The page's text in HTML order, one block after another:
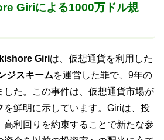
Giriによる1000万ドル規
Giriは、仮想通貨を利用した
ジスキームを運営した罪で、9年の
した。この事件は、仮想通貨市場が
を鮮明に示しています。Giriは、投
高利回りを約束することで新たな参